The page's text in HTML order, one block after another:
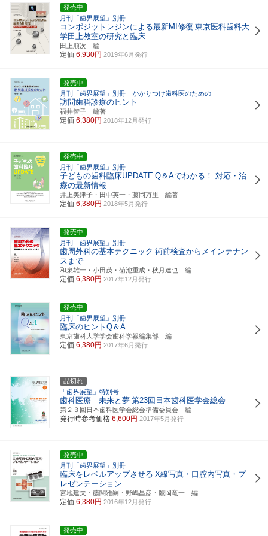
発売中
月刊「歯界展望」別冊
コンポジットレジンによる最新MI修復 東京医科歯科大
学田上教室の研究と臨床
田上順次 編
定価 6,930円 2019年6月発行
発売中
月刊「歯界展望」別冊 かかりつけ歯科医のための
訪問歯科診療のヒント
福井智子 編著
定価 6,380円 2018年12月発行
発売中
月刊「歯界展望」別冊
子どもの歯科臨床UPDATE Q＆Aでわかる！ 対応・治
療の最新情報
井上美津子・田中英一・藤岡万里 編著
定価 6,380円 2018年5月発行
発売中
月刊「歯界展望」別冊
歯周外科の基本テクニック 術前検査からメインテナン
スまで
和泉雄一・小田茂・菊池重成・秋月達也 編
定価 6,380円 2017年12月発行
発売中
月刊「歯界展望」別冊
臨床のヒントQ＆A
東京歯科大学学会歯科学報編集部 編
定価 6,380円 2017年6月発行
品切れ
「歯界展望」特別号
歯科医療 未来と夢 第23回日本歯科医学会総会
第２３回日本歯科医学会総会準備委員会 編
発行時参考価格 6,600円 2017年5月発行
発売中
月刊「歯界展望」別冊
臨床をレベルアップさせる X線写真・口腔内写真・プ
レゼンテーション
宮地建夫・藤関雅嗣・野嶋昌彦・鷹岡竜一 編
定価 6,380円 2016年12月発行
発売中